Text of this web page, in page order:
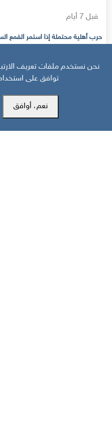
قبل 7 أيام
حرب أهلية محتملة إذا استمر القمع
مركز سوث24 للأخبار والدراسات
نحن نستخدم ملفات تعريف
توافق على استخدام
نعم، أوافق